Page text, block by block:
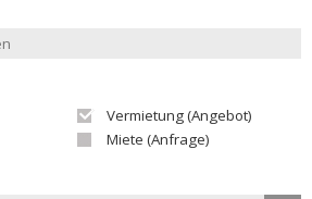
Vermietung (Angebot)
Miete (Anfrage)